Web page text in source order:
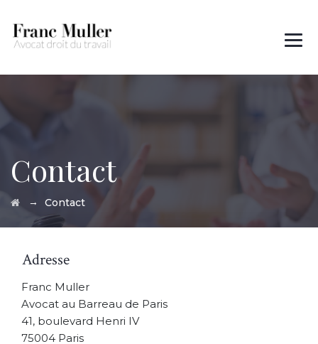
Contact
→ Contact
Adresse
Franc Muller
Avocat au Barreau de Paris
41, boulevard Henri IV
75004 Paris